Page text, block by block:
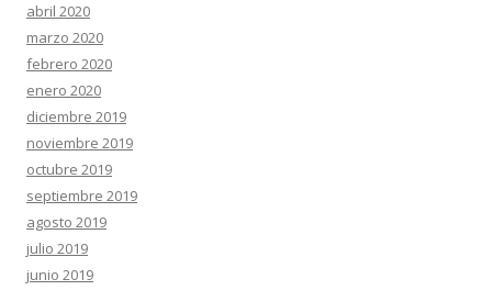
abril 2020
marzo 2020
febrero 2020
enero 2020
diciembre 2019
noviembre 2019
octubre 2019
septiembre 2019
agosto 2019
julio 2019
junio 2019